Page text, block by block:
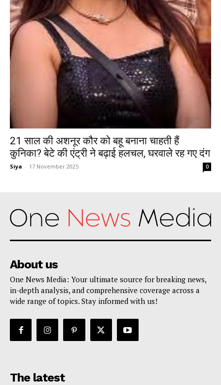
21 साल की अशनूर कौर को बहू बनाना चाहती हैं
कुनिका? बेटे की एंट्री ने बढ़ाई हलचल, घरवाले रह गए दंग
Siya - 17 November 2025 0
About us
One News Media: Your ultimate source for breaking news,
in-depth analysis, and comprehensive coverage across a
wide range of topics. Stay informed with us!
The latest